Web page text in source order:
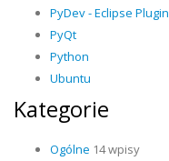
PyDev - Eclipse Plugin
PyQt
Python
Ubuntu
Kategorie
Ogólne 14 wpisy